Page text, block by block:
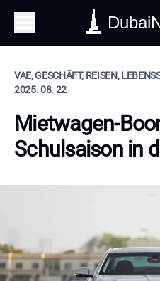
VAE, GESCHÄFT, REISEN,
2025. 08. 22
Mietwagen-
Schulsaison in